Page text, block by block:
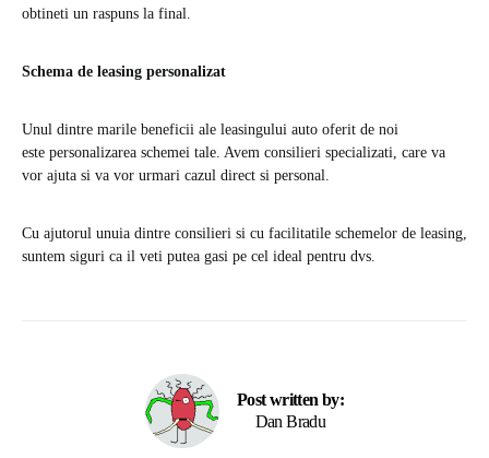
obtineti un raspuns la final.
Schema de leasing personalizat
Unul dintre marile beneficii ale leasingului auto oferit de noi
este personalizarea schemei tale. Avem consilieri specializati, care va
vor ajuta si va vor urmari cazul direct si personal.
Cu ajutorul unuia dintre consilieri si cu facilitatile schemelor de leasing,
suntem siguri ca il veti putea gasi pe cel ideal pentru dvs.
Post written by:
Dan Bradu